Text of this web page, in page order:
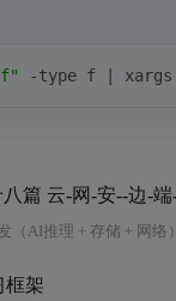
-type f | xargs
篇 云-网-安--边-
框架